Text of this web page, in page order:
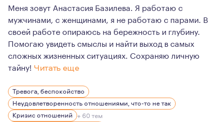
Меня зовут Анастасия Базилева. Я работаю с
мужчинами, с женщинами, я не работаю с парами. В
своей работе опираюсь на бережность и глубину.
Помогаю увидеть смыслы и найти выход в самых
сложных жизненных ситуациях. Сохраняю личную
тайну! Читать еще
На что я опираюсь в своей практике:
Профессионализм — МГППУ один из лучших вузов,
Профессиональная этика — сохранение тайны
Тревога, беспокойство
Неудовлетворенность отношениями, что-то не так
Кризис отношений + 60 тем